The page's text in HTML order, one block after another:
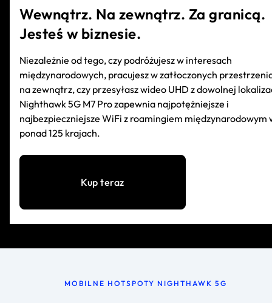
Wewnątrz. Na zewnątrz. Za
Jesteś w biznesie.
Niezależnie od tego, czy podróżujesz w interesach
międzynarodowych, pracujesz w zatłoczonych
na zewnątrz, czy przesyłasz wideo UHD z dowolnej
Nighthawk 5G M7 Pro zapewnia najpotężniejsze i
najbezpieczniejsze WiFi z roamingiem międzynarodowym
ponad 125 krajach.
Kup teraz
MOBILNE HOTSPOTY NIGHTHAWK 5G